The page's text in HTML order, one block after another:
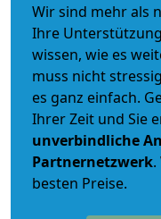
Wir sind mehr als
Ihre
wissen, wie es
muss nicht
es ganz einfach.
Ihrer Zeit und Sie
unverbindliche
Partnernetzwerk
besten Preise.